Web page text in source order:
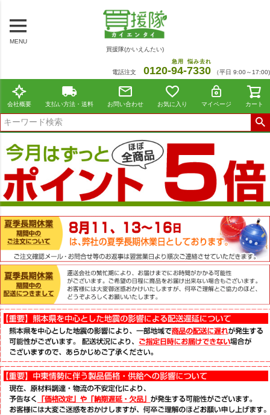
MENU
買援隊(かいえんたい)
電話注文 0120-94
急用
-7330
悩み去れ
（平日 9:00～17:00)
会社概要 支払い方法・送料 お問い合わせ お気に入り マイページ カート